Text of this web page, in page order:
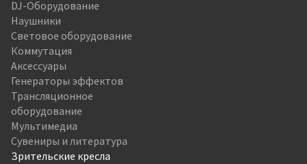
DJ-Оборудование
Наушники
Световое оборудование
Коммутация
Аксессуары
Генераторы эффектов
Трансляционное
оборудование
Мультимедиа
Сувениры и литература
Зрительские кресла